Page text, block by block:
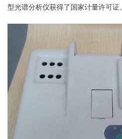
型光谱分析仪获得了国家计量许可证。